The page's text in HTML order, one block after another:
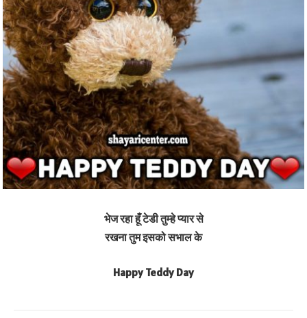
भेज रहा हूँ टेडी तुम्हे प्यार से
रखना तुम इसको सभाल के
Happy Teddy Day